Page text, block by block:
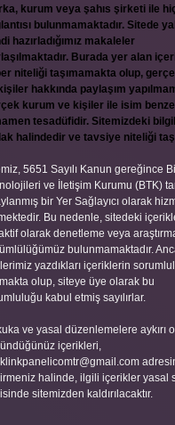
kurum veya şahıs şirketi ile
bulunmamaktadır. Sitede
hazırladığımız makaleler
Burada yer alan
niteliği taşımamakta olup,
hakkında paylaşım
kurum ve kişiler ile isim
tesadüfidir. Sitemizdeki
halindedir ve tavsiye niteliği
5651 Sayılı Kanun gereğince
ve İletişim Kurumu (BTK)
bir Yer Sağlayıcı olarak
Bu nedenle, sitedeki
olarak denetleme veya
bulunmamaktadır.
yazdıkları içeriklerin
olup, siteye üye olarak bu
kabul etmiş sayılırlar.
ve yasal düzenlemelere aykırı
içerikleri,
halinde, ilgili içerikler yasal
sitemizden kaldırılacaktır.